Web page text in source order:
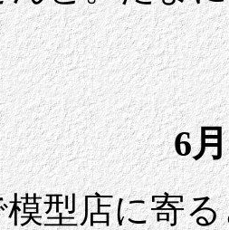
6
型店に寄